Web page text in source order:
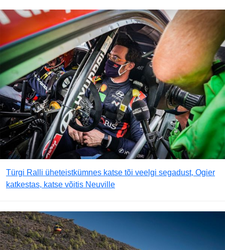
Türgi Ralli üheteistkümnes katse tõi veelgi segadust, Ogier
katkestas, katse võitis Neuville